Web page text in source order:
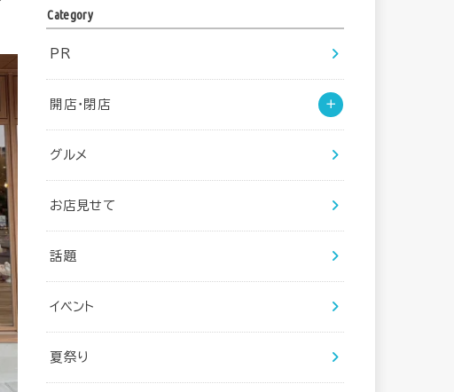
Category
PR
開店・閉店
グルメ
お店見せて
話題
イベント
夏祭り